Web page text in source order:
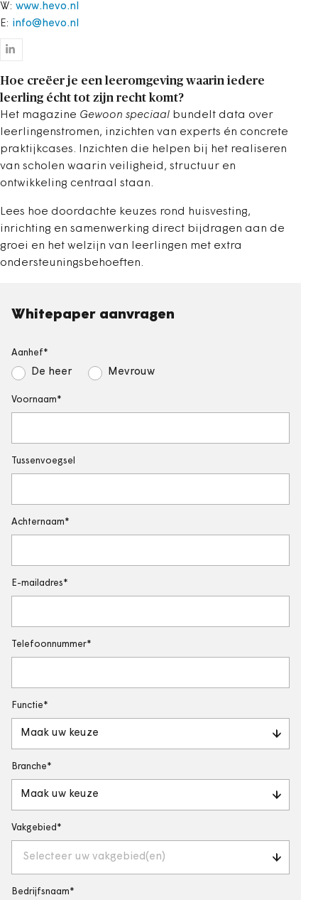
Hoe creëer je een leeromgeving waarin iedere
leerling écht tot zijn recht komt?
Het magazine Gewoon speciaal bundelt data over
leerlingenstromen, inzichten van experts én concrete
praktijkcases. Inzichten die helpen bij het realiseren
van scholen waarin veiligheid, structuur en
ontwikkeling centraal staan.
Lees hoe doordachte keuzes rond huisvesting,
inrichting en samenwerking direct bijdragen aan de
groei en het welzijn van leerlingen met extra
ondersteuningsbehoeften.
Whitepaper aanvragen
Aanhef
De heer Mevrouw
Voornaam
Tussenvoegsel
Achternaam
E-mailadres
Telefoonnummer
Functie
Maak uw keuze
Branche
Maak uw keuze
Vakgebied
Selecteer uw vakgebied(en)
Bedrijfsnaam
W: www.hevo.nl
E: info@hevo.nl